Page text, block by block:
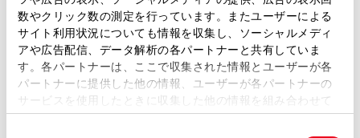
数やクリック数の測定を行っています。またユーザーによる
サイト利用状況についても情報を収集し、ソーシャルメディ
アや広告配信、データ解析の各パートナーと共有していま
す。各パートナーは、ここで収集された情報とユーザーが各
パートナーに提供した他の情報、ユーザーが各パートナーの
サービスを使用したときに収集した他の情報を組み合わせて
使用することがあります。当ウェブサイトの使用を続行する
市区町村名